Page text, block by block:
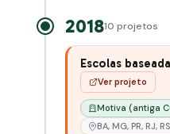
201810 projetos
Escolas
Ver projeto
Motiva (antiga
BA, MG, PR, RJ,